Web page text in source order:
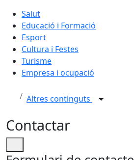
Salut
Educació i Formació
Esport
Cultura i Festes
Turisme
Empresa i ocupació
Altres continguts
Contactar